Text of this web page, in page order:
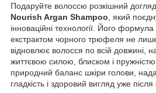
Подаруйте волоссю розкішний
Nourish Argan Shampoo , який
інноваційні технології. Його
екстрактом чорного трюфеля не
відновлює волосся по всій довжині,
життєвою силою, блиском і
природний баланс шкіри голови,
гладкість і здоровий вигляд уже